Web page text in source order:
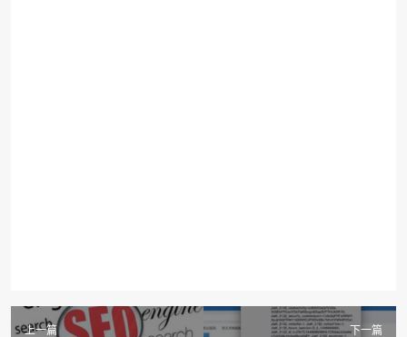
上一篇
下一篇